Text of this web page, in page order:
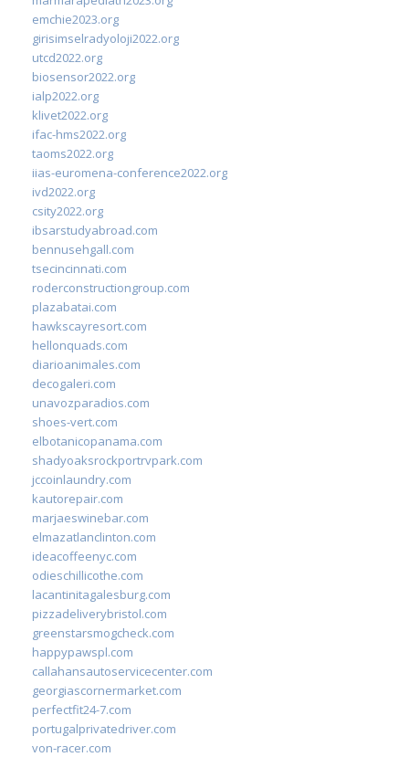
emchie2023.org
girisimselradyoloji2022.org
utcd2022.org
biosensor2022.org
ialp2022.org
klivet2022.org
ifac-hms2022.org
taoms2022.org
iias-euromena-conference2022.org
ivd2022.org
csity2022.org
ibsarstudyabroad.com
bennusehgall.com
tsecincinnati.com
roderconstructiongroup.com
plazabatai.com
hawkscayresort.com
hellonquads.com
diarioanimales.com
decogaleri.com
unavozparadios.com
shoes-vert.com
elbotanicopanama.com
shadyoaksrockportrvpark.com
jccoinlaundry.com
kautorepair.com
marjaeswinebar.com
elmazatlanclinton.com
ideacoffeenyc.com
odieschillicothe.com
lacantinitagalesburg.com
pizzadeliverybristol.com
greenstarsmogcheck.com
happypawspl.com
callahansautoservicecenter.com
georgiascornermarket.com
perfectfit24-7.com
portugalprivatedriver.com
von-racer.com